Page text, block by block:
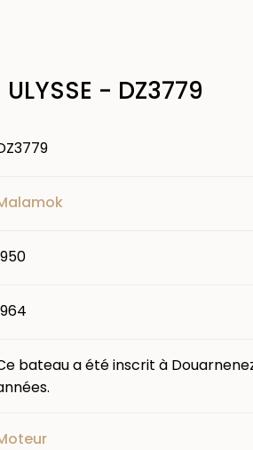
- DZ3779
bateau a été inscrit à